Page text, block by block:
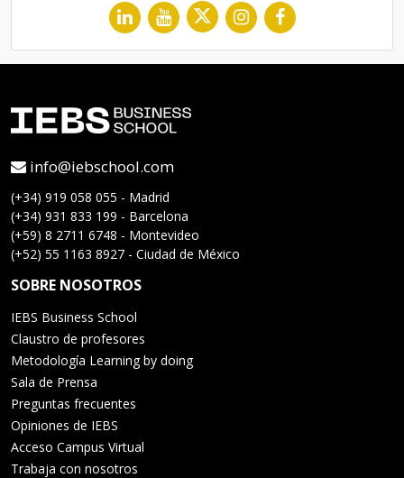
info@iebschool.com
(+34) 919 058 055 - Madrid
(+34) 931 833 199 - Barcelona
(+59) 8 2711 6748 - Montevideo
(+52) 55 1163 8927 - Ciudad de México
SOBRE NOSOTROS
IEBS Business School
Claustro de profesores
Metodología Learning by doing
Sala de Prensa
Preguntas frecuentes
Opiniones de IEBS
Acceso Campus Virtual
Trabaja con nosotros